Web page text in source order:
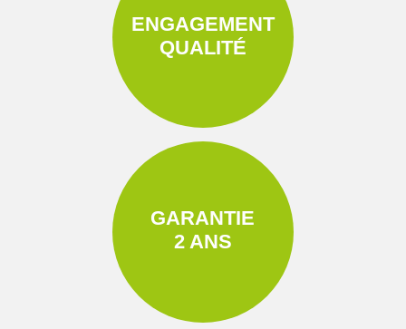
ENGAGEMENT
QUALITÉ
GARANTIE
2 ANS